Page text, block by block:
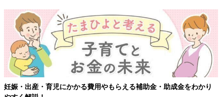
り 【ワクチン接種できるものも】妊婦の感染症対策、知っておい